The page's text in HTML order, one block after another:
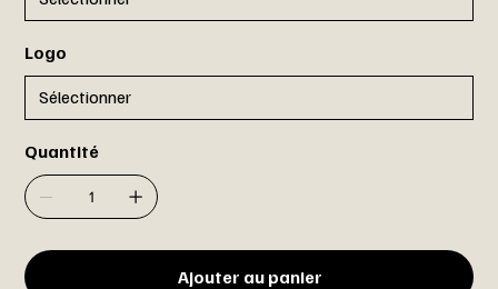
Logo
Quantité
Ajouter au panier